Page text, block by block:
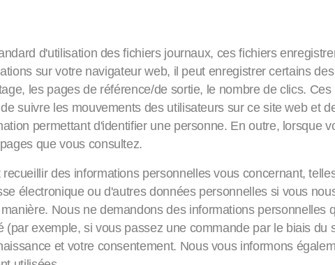
d'utilisation des fichiers journaux, ces fichiers
sur votre navigateur web, il peut enregistrer certains
les pages de référence/de sortie, le nombre de clics.
suivre les mouvements des utilisateurs sur ce site web et
permettant d'identifier une personne. En outre, lorsque
que vous consultez.
des informations personnelles vous concernant,
électronique ou d'autres données personnelles si vous
Nous ne demandons des informations
(par exemple, si vous passez une commande par le biais
et votre consentement. Nous vous informons